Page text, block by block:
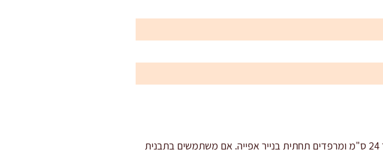
מחממים תנור ל-170 מעלות (חום עליון-תחתון). משמנים תבנית בקוטר 24 ס"מ ומרפדים תחתית בנייר אפייה. אם משתמשים בתבנית